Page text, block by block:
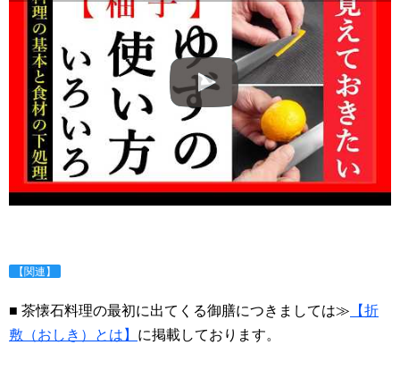
【関連】
■ 茶懐石料理の最初に出てくる御膳につきましては≫ 【折
敷（おしき）とは】 に掲載しております。